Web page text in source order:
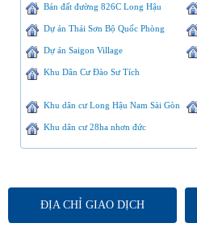
Bán đất đường 826C Long Hậu
Dự án Thái Sơn Bộ Quốc Phòng
Dự án Saigon Village
Khu Dân Cư Đào Sư Tích
Khu dân cư Long Hậu Nam Sài Gòn
Khu dân cư 28ha nhơn đức
ĐỊA CHỈ GIAO DỊCH